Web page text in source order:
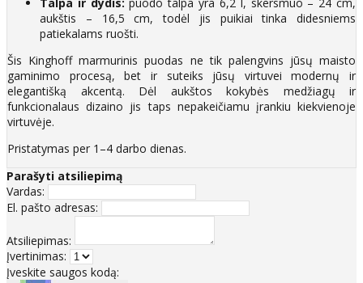
aukštis – 16,5 cm, todėl jis puikiai tinka didesniems
patiekalams ruošti.
Šis Kinghoff marmurinis puodas ne tik palengvins jūsų maisto
gaminimo procesą, bet ir suteiks jūsų virtuvei modernų ir
elegantišką akcentą. Dėl aukštos kokybės medžiagų ir
funkcionalaus dizaino jis taps nepakeičiamu įrankiu kiekvienoje
virtuvėje.
Pristatymas per 1–4 darbo dienas.
Parašyti atsiliepimą
Vardas:
El. pašto adresas:
Atsiliepimas:
Įvertinimas:
Įveskite saugos kodą: